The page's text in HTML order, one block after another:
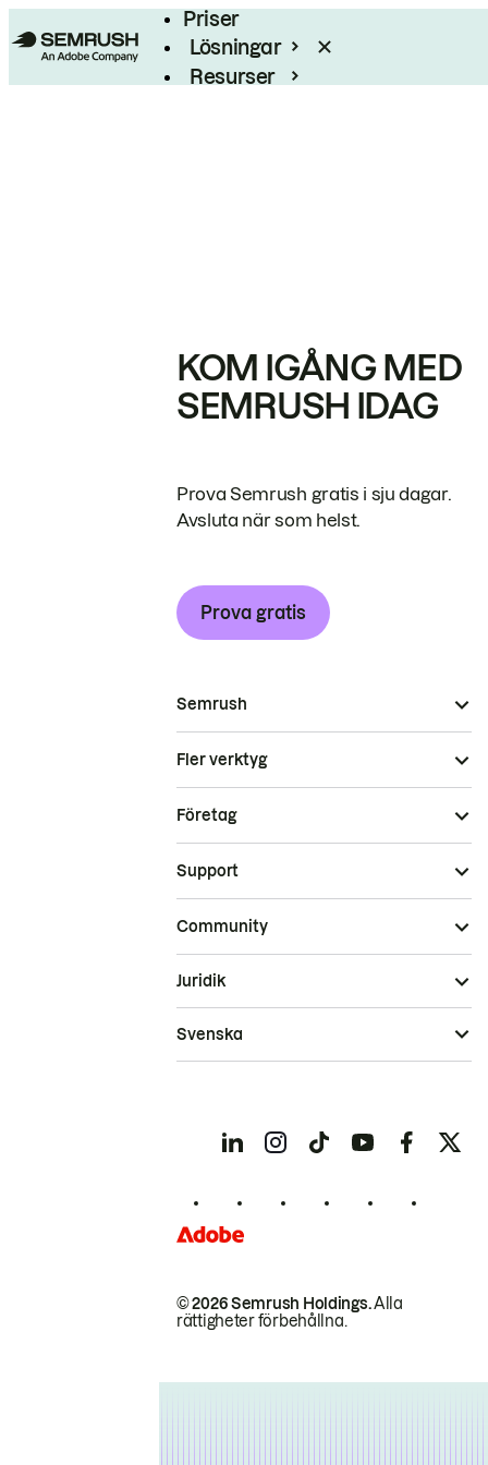
Priser
Lösningar
Resurser
KOM IGÅNG MED
SEMRUSH IDAG
Prova Semrush gratis i sju dagar.
Avsluta när som helst.
Prova gratis
Semrush
Fler verktyg
Företag
Support
Community
© 2026 Semrush Holdings.Alla
rättigheter förbehållna.
Juridik
Svenska